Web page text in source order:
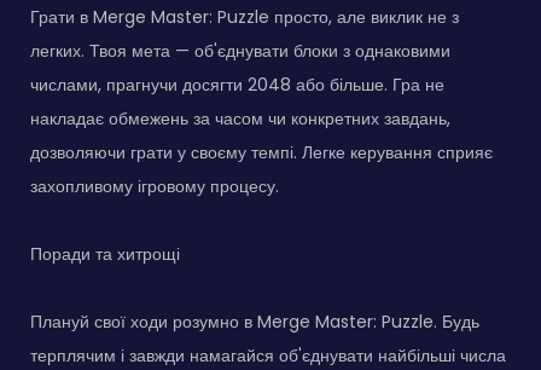
Грати в Merge Master: Puzzle просто, але виклик не з
легких. Твоя мета — об'єднувати блоки з однаковими
числами, прагнучи досягти 2048 або більше. Гра не
накладає обмежень за часом чи конкретних завдань,
дозволяючи грати у своєму темпі. Легке керування сприяє
захопливому ігровому процесу.
Поради та хитрощі
Плануй свої ходи розумно в Merge Master: Puzzle. Будь
терплячим і завжди намагайся об'єднувати найбільші числа